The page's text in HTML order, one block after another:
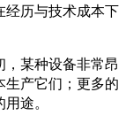
经历与技术成本下
某种设备非常昂
生产它们；更多的
途。